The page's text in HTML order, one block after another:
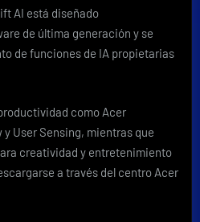
AI está diseñado
de última generación y se
de funciones de IA propietarias
como Acer
User Sensing, mientras que
creatividad y entretenimiento
a través del centro Acer